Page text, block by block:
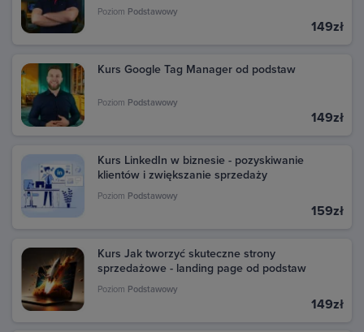
Poziom Podstawowy
149zł
Kurs Google Tag Manager od podstaw
Poziom Podstawowy
149zł
Kurs LinkedIn w biznesie - pozyskiwanie
klientów i zwiększanie sprzedaży
Poziom Podstawowy
159zł
Kurs Jak tworzyć skuteczne strony
sprzedażowe - landing page od podstaw
Poziom Podstawowy
149zł